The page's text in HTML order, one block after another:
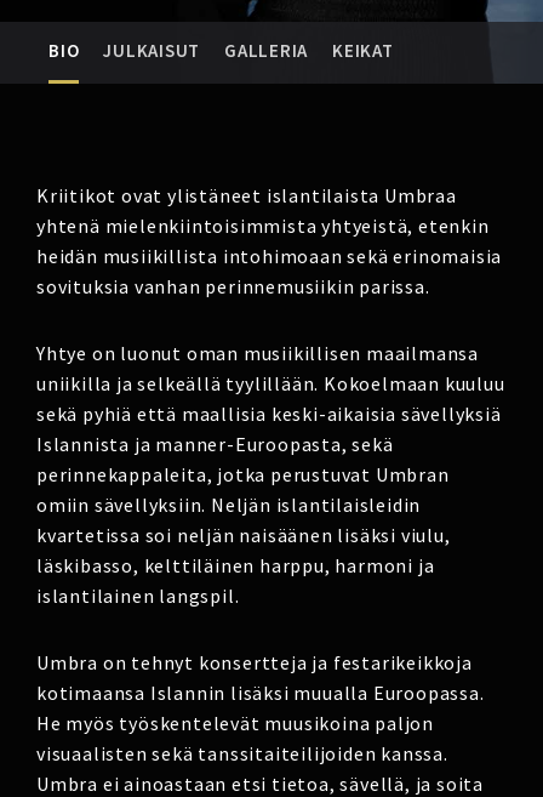
BIO JULKAISUT GALLERIA KEIKAT
Kriitikot ovat ylistäneet islantilaista Umbraa
yhtenä mielenkiintoisimmista yhtyeistä, etenkin
heidän musiikillista intohimoaan sekä erinomaisia
sovituksia vanhan perinnemusiikin parissa.
Yhtye on luonut oman musiikillisen maailmansa
uniikilla ja selkeällä tyylillään. Kokoelmaan kuuluu
sekä pyhiä että maallisia keski-aikaisia sävellyksiä
Islannista ja manner-Euroopasta, sekä
perinnekappaleita, jotka perustuvat Umbran
omiin sävellyksiin. Neljän islantilaisleidin
kvartetissa soi neljän naisäänen lisäksi viulu,
läskibasso, kelttiläinen harppu, harmoni ja
islantilainen langspil.
Umbra on tehnyt konsertteja ja festarikeikkoja
kotimaansa Islannin lisäksi muualla Euroopassa.
He myös työskentelevät muusikoina paljon
visuaalisten sekä tanssitaiteilijoiden kanssa.
Umbra ei ainoastaan etsi tietoa, sävellä, ja soita